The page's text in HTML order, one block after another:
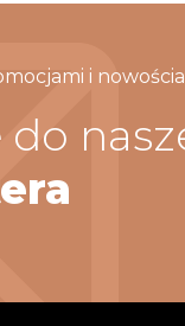
i
do